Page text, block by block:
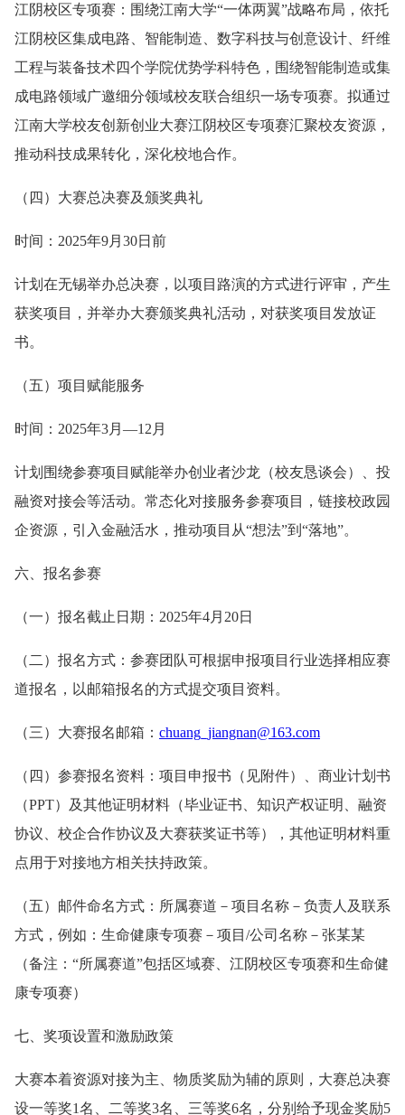
江阴校区专项赛：围绕江南大学“一体两翼”战略布局，依托
江阴校区集成电路、智能制造、数字科技与创意设计、纤维
工程与装备技术四个学院优势学科特色，围绕智能制造或集
成电路领域广邀细分领域校友联合组织一场专项赛。拟通过
江南大学校友创新创业大赛江阴校区专项赛汇聚校友资源，
推动科技成果转化，深化校地合作。
（四）大赛总决赛及颁奖典礼
时间：2025年9月30日前
计划在无锡举办总决赛，以项目路演的方式进行评审，产生
获奖项目，并举办大赛颁奖典礼活动，对获奖项目发放证
书。
（五）项目赋能服务
时间：2025年3月—12月
计划围绕参赛项目赋能举办创业者沙龙（校友恳谈会）、投
融资对接会等活动。常态化对接服务参赛项目，链接校政园
企资源，引入金融活水，推动项目从“想法”到“落地”。
六、报名参赛
（一）报名截止日期：2025年4月20日
（二）报名方式：参赛团队可根据申报项目行业选择相应赛
道报名，以邮箱报名的方式提交项目资料。
（三）大赛报名邮箱： chuang_jiangnan@163.com
（四）参赛报名资料：项目申报书（见附件）、商业计划书
（PPT）及其他证明材料（毕业证书、知识产权证明、融资
协议、校企合作协议及大赛获奖证书等），其他证明材料重
点用于对接地方相关扶持政策。
（五）邮件命名方式：所属赛道－项目名称－负责人及联系
方式，例如：生命健康专项赛－项目/公司名称－张某某
（备注：“所属赛道”包括区域赛、江阴校区专项赛和生命健
康专项赛）
七、奖项设置和激励政策
大赛本着资源对接为主、物质奖励为辅的原则，大赛总决赛
设一等奖1名、二等奖3名、三等奖6名，分别给予现金奖励5